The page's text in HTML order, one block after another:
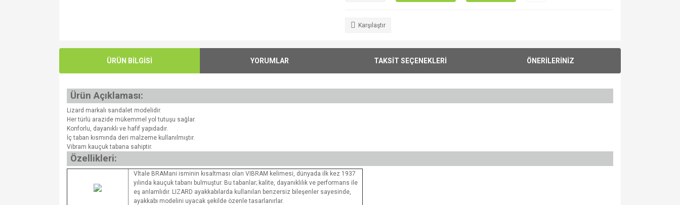
Karşılaştır
ÜRÜN BİLGİSİ YORUMLAR TAKSİT SEÇENEKLERİ ÖNERİLERİNİZ
Ürün Açıklaması:
Lizard markalı sandalet modelidir.
Her türlü arazide mükemmel yol tutuşu sağlar.
Konforlu, dayanıklı ve hafif yapıdadır.
İç taban kısmında deri malzeme kullanılmıştır.
Vibram kauçuk tabana sahiptir.
Özellikleri:
Vltale BRAMani isminin kısaltması olan VIBRAM kelimesi, dünyada ilk kez 1937
yılında kauçuk tabanı bulmuştur. Bu tabanlar; kalite, dayanıklılık ve performans ile
eş anlamlıdır. LIZARD ayakkabılarda kullanılan benzersiz bileşenler sayesinde,
ayakkabı modelini uyacak şekilde özenle tasarlanırlar.